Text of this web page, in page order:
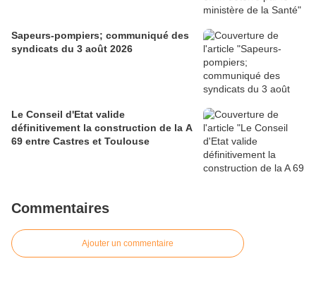
Sapeurs-pompiers; communiqué des
syndicats du 3 août 2026
Le Conseil d'Etat valide
définitivement la construction de la A
69 entre Castres et Toulouse
Commentaires
Ajouter un commentaire